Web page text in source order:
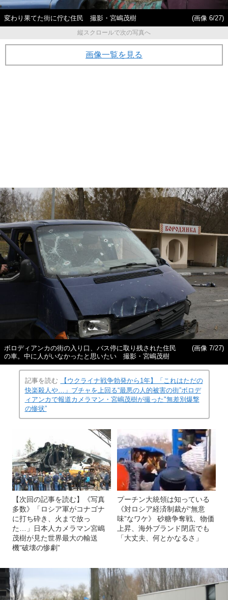
変わり果てた街に佇む住民 撮影・宮嶋茂樹
(画像 6/27)
縦スクロールで次の写真へ
画像一覧を見る
ボロディアンカの街の入り口、バス停に取り残された住民
の車。中に人がいなかったと思いたい 撮影・宮嶋茂樹
(画像 7/27)
記事を読む
【ウクライナ戦争勃発から1年】「これはただの
快楽殺人や…」ブチャを上回る“最悪の人的被害の街”ボロデ
ィアンカで報道カメラマン・宮嶋茂樹が撮った"無差別爆撃
の惨状”
【次回の記事を読む】《写真
多数》「ロシア軍がコナゴナ
に打ち砕き、火まで放っ
た…」日本人カメラマン宮嶋
茂樹が見た世界最大の輸送
機"破壊の惨劇”
プーチン大統領は知っている
《対ロシア経済制裁が“無意
味”なワケ》 砂糖争奪戦、物価
上昇、海外ブランド閉店でも
「大丈夫、何とかなるさ」